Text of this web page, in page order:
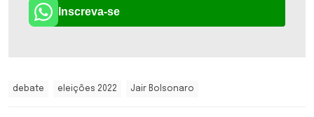
Inscreva-se
debate eleições 2022 Jair Bolsonaro